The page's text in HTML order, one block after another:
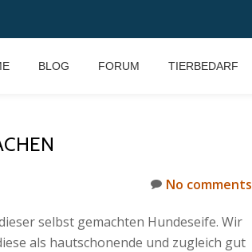
BLOG FORUM TIERBEDARF
No comments
selbst gemachten Hundeseife. Wir
als hautschonende und zugleich gut